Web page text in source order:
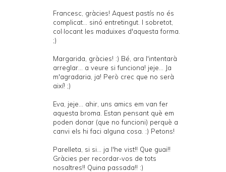
Francesc, gràcies! Aquest pastís no és
complicat... sinó entretingut. I sobretot,
col·locant les maduixes d'aquesta forma.
;)
Margarida, gràcies! :) Bé, ara l'intentarà
arreglar... a veure si funciona! jeje... Ja
m'agradaria, ja! Però crec que no serà
així! ;)
Eva, jeje... ahir, uns amics em van fer
aquesta broma. Estan pensant què em
poden donar (que no funcioni) perquè a
canvi els hi faci alguna cosa. :) Petons!
Parelleta, si si... ja l'he vist!! Que guai!!
Gràcies per recordar-vos de tots
nosaltres!! Quina passada!! :)